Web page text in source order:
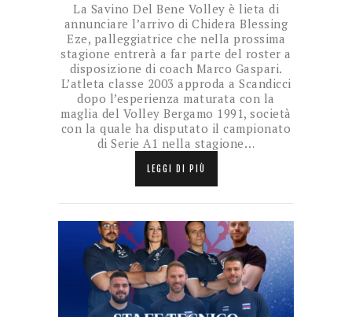
La Savino Del Bene Volley è lieta di
annunciare l’arrivo di Chidera Blessing
Eze, palleggiatrice che nella prossima
stagione entrerà a far parte del roster a
disposizione di coach Marco Gaspari.
L’atleta classe 2003 approda a Scandicci
dopo l’esperienza maturata con la
maglia del Volley Bergamo 1991, società
con la quale ha disputato il campionato
di Serie A1 nella stagione…
LEGGI DI PIÙ